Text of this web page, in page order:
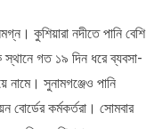
কুশিয়ারা নদীতে পানি বেশি
গত ১৯ দিন ধরে ব্যবসা-
নামে। সুনামগঞ্জেও পানি
কর্মকর্তরা। সোমবার